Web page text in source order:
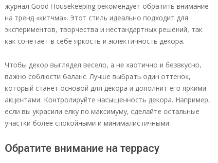
журнал Good Housekeeping рекомендует обратить внимание
на тренд «китчма». Этот стиль идеально подходит для
экспериментов, творчества и нестандартных решений, так
как сочетает в себе яркость и эклектичность декора.
Чтобы декор выглядел весело, а не хаотично и безвкусно,
важно соблюсти баланс. Лучше выбрать один оттенок,
который станет основой для декора и дополнит его яркими
акцентами. Контролируйте насыщенность декора. Например,
если вы украсили елку по максимуму, сделайте остальные
участки более спокойными и минималистичными.
Обратите внимание на террасу